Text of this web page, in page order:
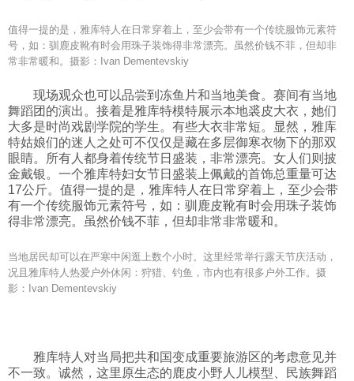
值得一提的是，雅库特人在日常穿着上，至少会带有一个传统服饰元素符
号，如：驯鹿皮靴有时会用珠子装饰得非常漂亮。虽然价钱不菲，但却非
常非常暖和。摄影：Ivan Dementevskiy
现场观众也可以品尝到冻鱼片和当地美食。赛间有当地
舞蹈团的演出。接着是雅库特模特展示本地裘皮大衣，她们
大多是时尚戏剧学院的学生。有些大衣非常短。显然，雅库
特姑娘们的迷人之处可不仅仅是藏在多层御寒衣物下的那双
眼睛。所有人都身着传统节日盛装，非常漂亮。女人们则披
金戴银。一个雅库特妇女节日盛装上佩戴的首饰总重量可达
17公斤。值得一提的是，雅库特人在日常穿着上，至少会带
有一个传统服饰元素符号，如：驯鹿皮靴有时会用珠子装饰
得非常漂亮。虽然价钱不菲，但却非常非常暖和。
当地居民却可以在严寒中闲逛上数个小时。这里经常举行露天节庆活动，
况且雅库特人热爱户外休闲：狩猎、钓鱼，市内也有很多户外工作。摄
影：Ivan Dementevskiy
雅库特人对当局把共和国变成重要旅游区的考虑意见并
不一致。诚然，这里原生态的鹿皮小野人儿模型、民族舞蹈